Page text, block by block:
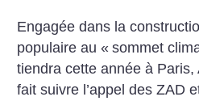
Engagée dans la
populaire au « sommet
tiendra cette année à
fait suivre l’appel des ZAD